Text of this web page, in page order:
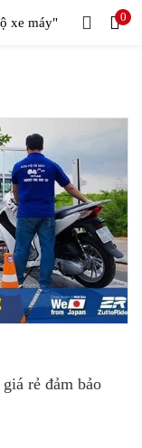
xe máy" 0
rẻ đảm bảo